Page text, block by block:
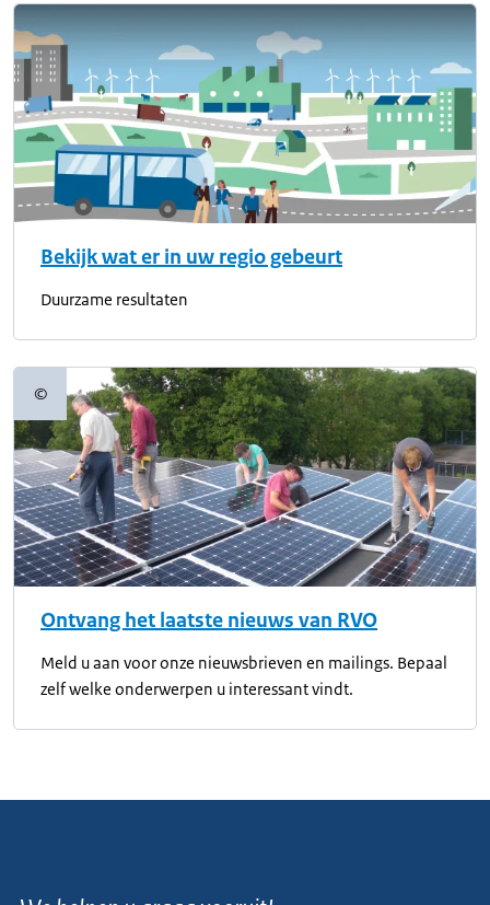
Bekijk wat er in uw regio gebeurt
Duurzame resultaten
©Copyrightinformatie
Ontvang het laatste nieuws van RVO
Meld u aan voor onze nieuwsbrieven en mailings. Bepaal
zelf welke onderwerpen u interessant vindt.